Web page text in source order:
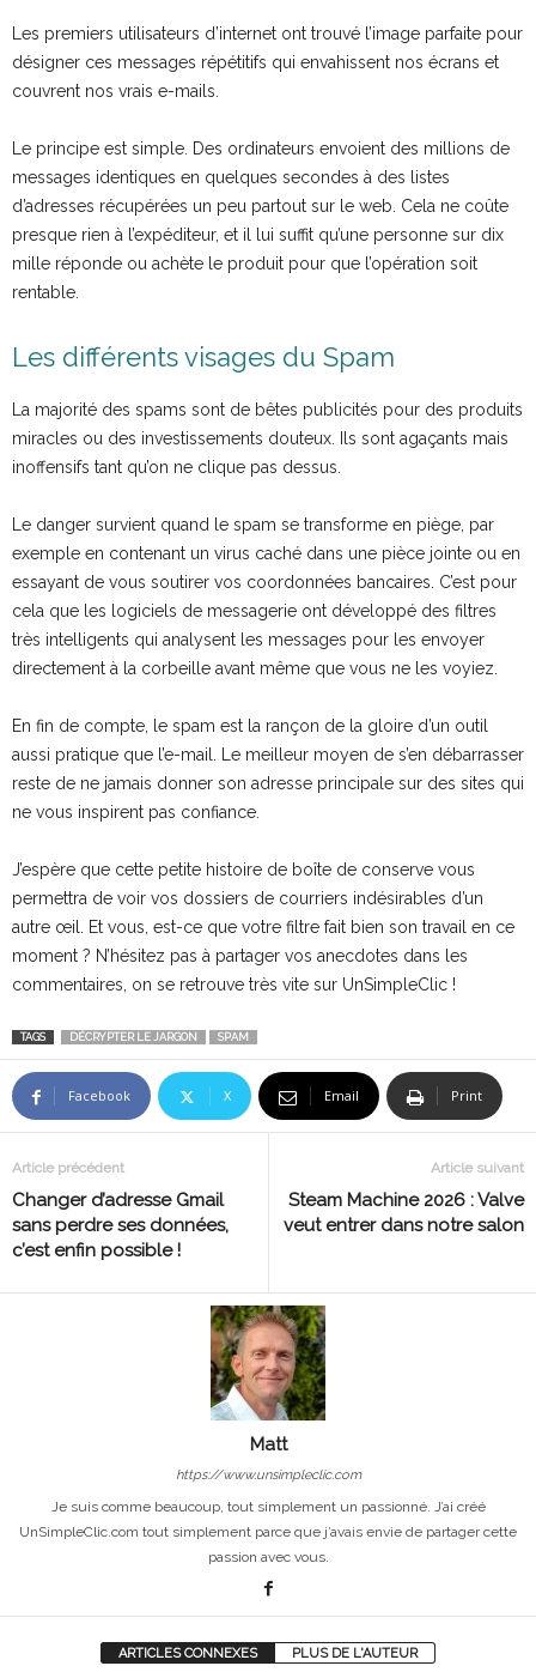
Les premiers utilisateurs d’internet ont trouvé l’image parfaite pour
désigner ces messages répétitifs qui envahissent nos écrans et
couvrent nos vrais e-mails.
Le principe est simple. Des ordinateurs envoient des millions de
messages identiques en quelques secondes à des listes
d’adresses récupérées un peu partout sur le web. Cela ne coûte
presque rien à l’expéditeur, et il lui suffit qu’une personne sur dix
mille réponde ou achète le produit pour que l’opération soit
rentable.
Les différents visages du Spam
La majorité des spams sont de bêtes publicités pour des produits
miracles ou des investissements douteux. Ils sont agaçants mais
inoffensifs tant qu’on ne clique pas dessus.
Le danger survient quand le spam se transforme en piège, par
exemple en contenant un virus caché dans une pièce jointe ou en
essayant de vous soutirer vos coordonnées bancaires. C’est pour
cela que les logiciels de messagerie ont développé des filtres
très intelligents qui analysent les messages pour les envoyer
directement à la corbeille avant même que vous ne les voyiez.
En fin de compte, le spam est la rançon de la gloire d’un outil
aussi pratique que l’e-mail. Le meilleur moyen de s’en débarrasser
reste de ne jamais donner son adresse principale sur des sites qui
ne vous inspirent pas confiance.
J’espère que cette petite histoire de boîte de conserve vous
permettra de voir vos dossiers de courriers indésirables d’un
autre œil. Et vous, est-ce que votre filtre fait bien son travail en ce
moment ? N’hésitez pas à partager vos anecdotes dans les
commentaires, on se retrouve très vite sur UnSimpleClic !
TAGS DÉCRYPTER LE JARGON SPAM
Facebook X Email Print
Article précédent
Changer d’adresse Gmail
sans perdre ses données,
c’est enfin possible !
Article suivant
Steam Machine 2026 : Valve
veut entrer dans notre salon
Matt
https://www.unsimpleclic.com
Je suis comme beaucoup, tout simplement un passionné. J’ai créé
UnSimpleClic.com tout simplement parce que j’avais envie de partager cette
passion avec vous.
ARTICLES CONNEXES PLUS DE L'AUTEUR